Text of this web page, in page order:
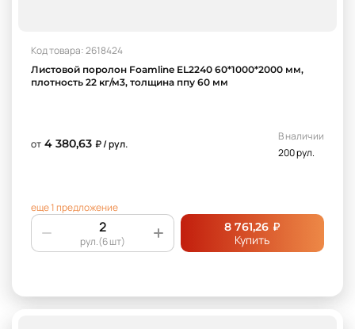
Код товара: 2618424
Листовой поролон Foamline EL2240 60*1000*2000 мм,
плотность 22 кг/м3, толщина ппу 60 мм
от 4 380,63 ₽ / рул.
В наличии
200 рул.
еще 1 предложение
рул.(6 шт)
8 761,26 ₽
Купить